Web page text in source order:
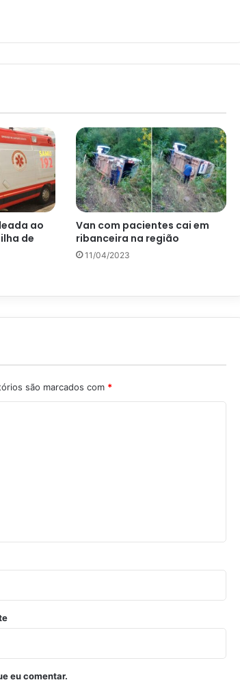
ao
de
Van com pacientes cai em
ribanceira na região
11/04/2023
são marcados com *
eu comentar.